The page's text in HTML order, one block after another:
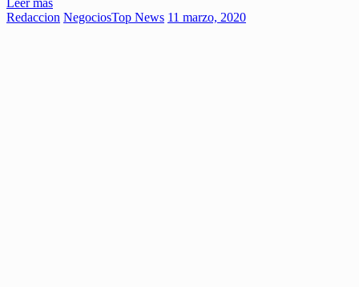
Redaccion NegociosTop News 11 marzo, 2020